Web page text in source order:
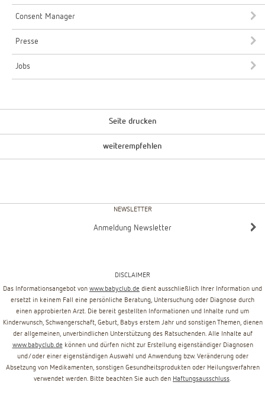
Consent Manager
Presse
Jobs
Seite drucken
weiterempfehlen
NEWSLETTER
Anmeldung Newsletter
DISCLAIMER
Das Informationsangebot von www.babyclub.de dient ausschließlich Ihrer Information und
ersetzt in keinem Fall eine persönliche Beratung, Untersuchung oder Diagnose durch
einen approbierten Arzt. Die bereit gestellten Informationen und Inhalte rund um
Kinderwunsch, Schwangerschaft, Geburt, Babys erstem Jahr und sonstigen Themen, dienen
der allgemeinen, unverbindlichen Unterstützung des Ratsuchenden. Alle Inhalte auf
www.babyclub.de können und dürfen nicht zur Erstellung eigenständiger Diagnosen
und/oder einer eigenständigen Auswahl und Anwendung bzw. Veränderung oder
Absetzung von Medikamenten, sonstigen Gesundheitsprodukten oder Heilungsverfahren
verwendet werden. Bitte beachten Sie auch den Haftungsausschluss.